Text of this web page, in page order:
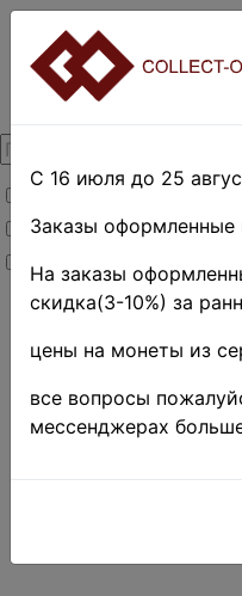
Товары со скидкой
Товары в наличии
Новинки
С 16 июля до 25
Заказы оформленные
На заказы
скидка(3-10%) за
цены на монеты из
все вопросы
мессенджерах